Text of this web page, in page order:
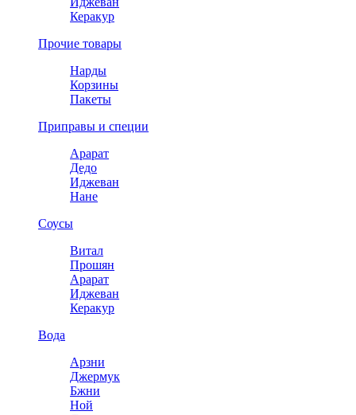
Керакур
Прочие товары
Нарды
Корзины
Пакеты
Приправы и специи
Арарат
Дедо
Иджеван
Нане
Соусы
Витал
Прошян
Арарат
Иджеван
Керакур
Вода
Арзни
Джермук
Бжни
Ной